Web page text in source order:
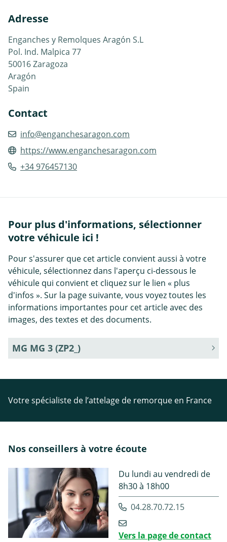
Adresse
Enganches y Remolques Aragón S.L
Pol. Ind. Malpica 77
50016 Zaragoza
Aragón
Spain
Contact
info@enganchesaragon.com
https://www.enganchesaragon.com
+34 976457130
Pour plus d'informations, sélectionner
votre véhicule ici !
Pour s'assurer que cet article convient aussi à votre
véhicule, sélectionnez dans l'aperçu ci-dessous le
véhicule qui convient et cliquez sur le lien « plus
d'infos ». Sur la page suivante, vous voyez toutes les
informations importantes pour cet article avec des
images, des textes et des documents.
MG MG 3 (ZP2_)
Votre spécialiste de l’attelage de remorque en France
Nos conseillers à votre écoute
Du lundi au vendredi de
8h30 à 18h00
04.28.70.72.15
Vers la page de contact